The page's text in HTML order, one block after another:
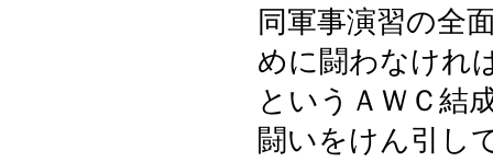
同軍事演習の全
めに闘わなけれ
というＡＷＣ結
闘いをけん引し